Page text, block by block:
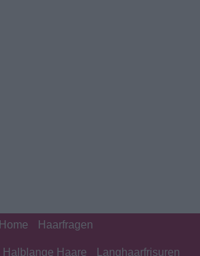
Home Haarfragen
Halblange Haare Langhaarfrisuren